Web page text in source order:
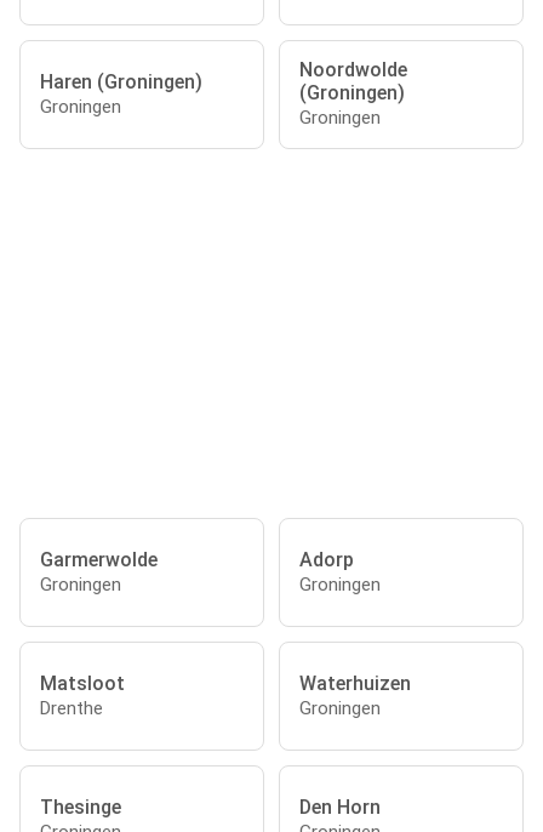
Haren (Groningen)
Groningen
Noordwolde
(Groningen)
Groningen
Garmerwolde
Groningen
Adorp
Groningen
Matsloot
Drenthe
Waterhuizen
Groningen
Thesinge Den Horn